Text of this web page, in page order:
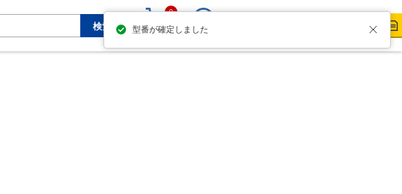
検索
0
型番が確定しました